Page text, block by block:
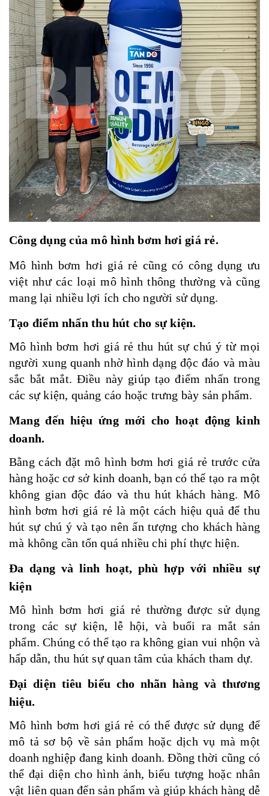
Công dụng của mô hình bơm hơi giá rẻ.
Mô hình bơm hơi giá rẻ cũng có công dụng ưu
việt như các loại mô hình thông thường và cũng
mang lại nhiều lợi ích cho người sử dụng.
Tạo điểm nhấn thu hút cho sự kiện.
Mô hình bơm hơi giá rẻ thu hút sự chú ý từ mọi
người xung quanh nhờ hình dạng độc đáo và màu
sắc bắt mắt. Điều này giúp tạo điểm nhấn trong
các sự kiện, quảng cáo hoặc trưng bày sản phẩm.
Mang đến hiệu ứng mới cho hoạt động kinh
doanh.
Bằng cách đặt mô hình bơm hơi giá rẻ trước cửa
hàng hoặc cơ sở kinh doanh, bạn có thể tạo ra một
không gian độc đáo và thu hút khách hàng. Mô
hình bơm hơi giá rẻ là một cách hiệu quả để thu
hút sự chú ý và tạo nên ấn tượng cho khách hàng
mà không cần tốn quá nhiều chi phí thực hiện.
Đa dạng và linh hoạt, phù hợp với nhiều sự
kiện
Mô hình bơm hơi giá rẻ thường được sử dụng
trong các sự kiện, lễ hội, và buổi ra mắt sản
phẩm. Chúng có thể tạo ra không gian vui nhộn và
hấp dẫn, thu hút sự quan tâm của khách tham dự.
Đại diện tiêu biểu cho nhãn hàng và thương
hiệu.
Mô hình bơm hơi giá rẻ có thể được sử dụng để
mô tả sơ bộ về sản phẩm hoặc dịch vụ mà một
doanh nghiệp đang kinh doanh. Đồng thời cũng có
thể đại diện cho hình ảnh, biểu tượng hoặc nhân
vật liên quan đến sản phẩm và giúp khách hàng dễ